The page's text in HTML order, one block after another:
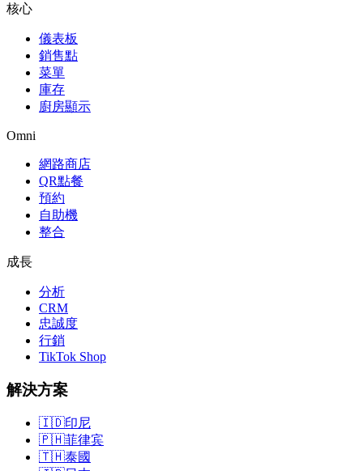
核心
儀表板
銷售點
菜單
庫存
廚房顯示
Omni
網路商店
QR點餐
預約
自助機
整合
成長
分析
CRM
忠誠度
行銷
TikTok Shop
解決方案
🇮🇩印尼
🇵🇭菲律宾
🇹🇭泰國